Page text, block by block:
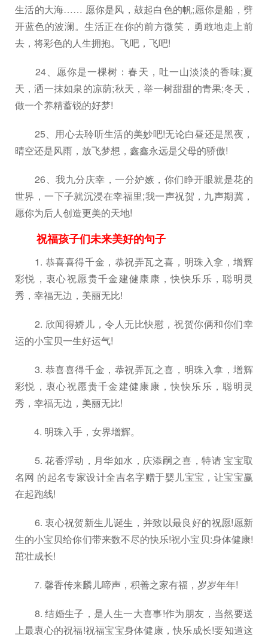
生活的大海…… 愿你是风，鼓起白色的帆;愿你是船，劈
开蓝色的波澜。生活正在你的前方微笑，勇敢地走上前
去，将彩色的人生拥抱。飞吧，飞吧!
24、愿你是一棵树：春天，吐一山淡淡的香味;夏
天，洒一抹如泉的凉荫;秋天，举一树甜甜的青果;冬天，
做一个养精蓄锐的好梦!
25、用心去聆听生活的美妙吧!无论白昼还是黑夜，
晴空还是风雨，放飞梦想，鑫鑫永远是父母的骄傲!
26、我九分庆幸，一分妒嫉，你们睁开眼就是花的
世界，一下子就沉浸在幸福里;我一声祝贺，九声期冀，
愿你为后人创造更美的天地!
祝福孩子们未来美好的句子
1. 恭喜喜得千金，恭祝弄瓦之喜，明珠入拿，增辉
彩悦，衷心祝愿贵千金建健康康，快快乐乐，聪明灵
秀，幸福无边，美丽无比!
2. 欣闻得娇儿，令人无比快慰，祝贺你俩和你们幸
运的小宝贝一生好运气!
3. 恭喜喜得千金，恭祝弄瓦之喜，明珠入拿，增辉
彩悦，衷心祝愿贵千金建健康康，快快乐乐，聪明灵
秀，幸福无边，美丽无比!
4. 明珠入手，女界增辉。
5. 花香浮动，月华如水，庆添嗣之喜，特请 宝宝取
名网 的起名专家设计全吉名字赠于婴儿宝宝，让宝宝赢
在起跑线!
6. 衷心祝贺新生儿诞生，并致以最良好的祝愿!愿新
生的小宝贝给你们带来数不尽的快乐!祝小宝贝:身体健康!
茁壮成长!
7. 馨香传来麟儿啼声，积善之家有福，岁岁年年!
8. 结婚生子，是人生一大喜事!作为朋友，当然要送
上最衷心的祝福!祝福宝宝身体健康，快乐成长!要知道这